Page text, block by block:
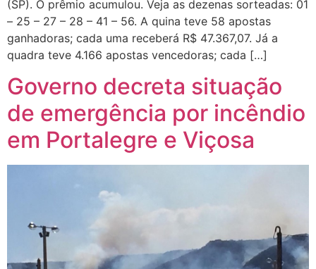
(SP). O prêmio acumulou. Veja as dezenas sorteadas: 01
– 25 – 27 – 28 – 41 – 56. A quina teve 58 apostas
ganhadoras; cada uma receberá R$ 47.367,07. Já a
quadra teve 4.166 apostas vencedoras; cada […]
Governo decreta situação
de emergência por incêndio
em Portalegre e Viçosa